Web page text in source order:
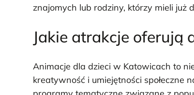
znajomych lub rodziny, którzy mieli już
Jakie atrakcje oferują
Animacje dla dzieci w Katowicach to
kreatywność i umiejętności społeczne